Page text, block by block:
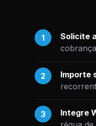
1 Solicite
2 Importe
3 Integre